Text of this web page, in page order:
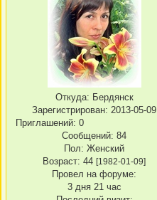
Откуда: Бердянск
Зарегистрирован: 2013-05-09
Приглашений: 0
Сообщений: 84
Пол: Женский
Возраст: 44 [1982-01-09]
Провел на форуме:
3 дня 21 час